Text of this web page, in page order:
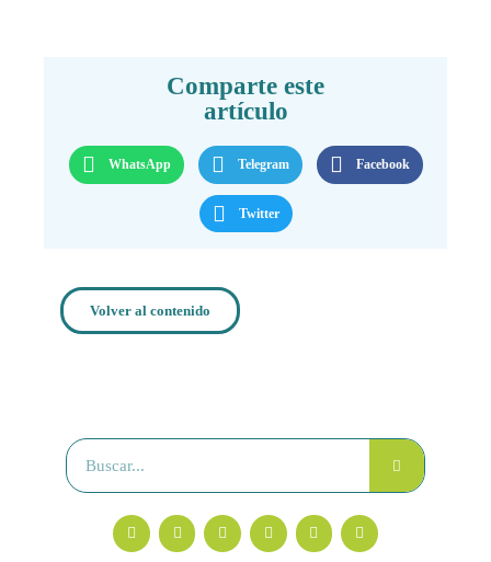
Comparte este
artículo
WhatsApp Telegram Facebook
Twitter
Volver al contenido